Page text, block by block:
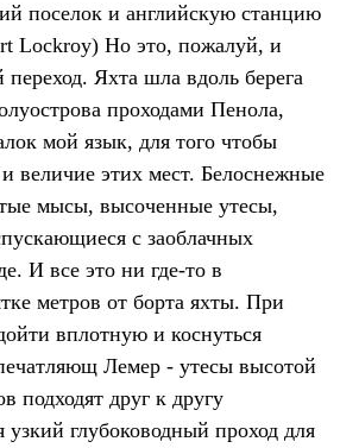
поселок и английскую станцию
Lockroy) Но это, пожалуй, и
Яхта шла вдоль берега
проходами Пенола,
мой язык, для того чтобы
величие этих мест. Белоснежные
мысы, высоченные утесы,
с заоблачных
И все это ни где-то в
метров от борта яхты. При
вплотную и коснуться
Лемер - утесы высотой
подходят друг к другу
узкий глубоководный проход для